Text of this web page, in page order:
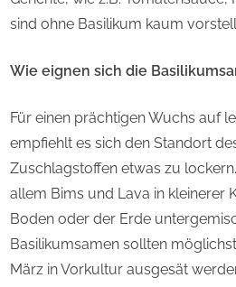
sind ohne Basilikum kaum
Wie eignen sich die
Für einen prächtigen Wuchs auf
empfiehlt es sich den Standort
Zuschlagstoffen etwas zu
allem Bims und Lava in kleinerer
Boden oder der Erde
Basilikumsamen sollten
März in Vorkultur ausgesät